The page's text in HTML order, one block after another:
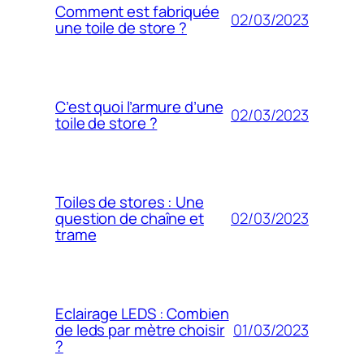
Comment est fabriquée
une toile de store ? 02/03/2023
C’est quoi l’armure d’une
toile de store ? 02/03/2023
Toiles de stores : Une
question de chaîne et
trame
02/03/2023
Eclairage LEDS : Combien
de leds par mètre choisir
?
01/03/2023